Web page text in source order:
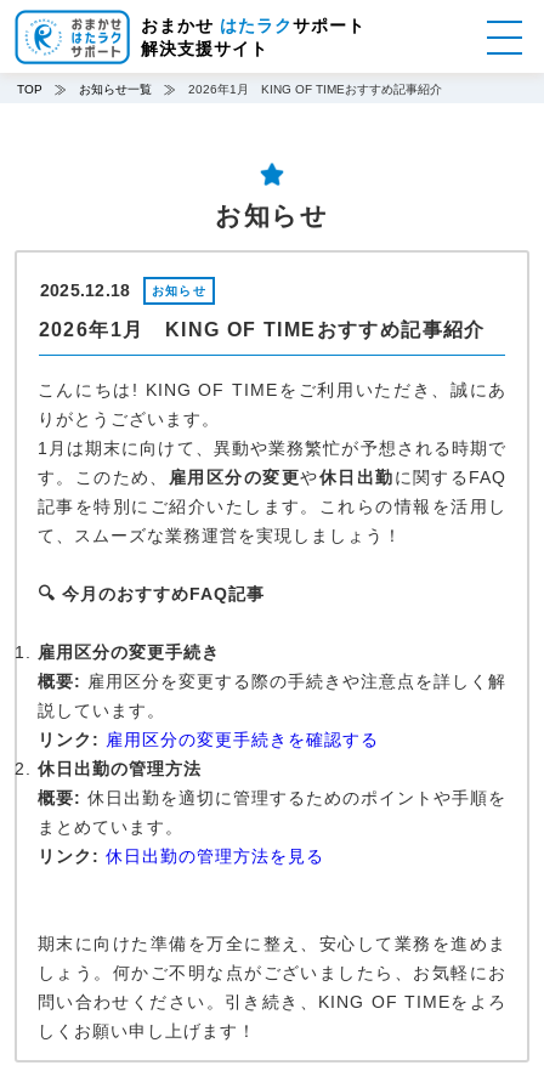
メ
ン
おまかせ はたラクサポート
解決支援サイト
TOP お知らせ一覧 2026年1月 KING OF TIMEおすすめ記事紹介
お知らせ
2025.12.18 お知らせ
2026年1月 KING OF TIMEおすすめ記事紹介
こんにちは! KING OF TIMEをご利用いただき、誠にあ
りがとうございます。
1月は期末に向けて、異動や業務繁忙が予想される時期で
す。このため、
雇用区分の変更や休日出勤に関するFAQ
記事を特別にご紹介いたします。これらの情報を活用し
て、スムーズな業務運営を実現しましょう！
🔍 今月のおすすめFAQ記事
雇用区分の変更手続き
概要: 雇用区分を変更する際の手続きや注意点を詳しく解
説しています。
リンク: 雇用区分の変更手続きを確認する
休日出勤の管理方法
概要: 休日出勤を適切に管理するためのポイントや手順を
まとめています。
リンク: 休日出勤の管理方法を見る
期末に向けた準備を万全に整え、安心して業務を進めま
しょう。何かご不明な点がございましたら、お気軽にお
問い合わせください。引き続き、KING OF TIMEをよろ
しくお願い申し上げます！